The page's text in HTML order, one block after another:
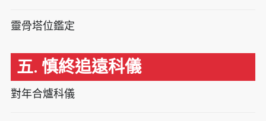
靈骨塔位鑑定
五. 慎終追遠科儀
對年合爐科儀